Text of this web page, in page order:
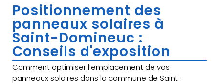
Positionnement des
panneaux solaires à
Saint-Domineuc :
Conseils d'exposition
Comment optimiser l’emplacement de vos
panneaux solaires dans la commune de Saint-